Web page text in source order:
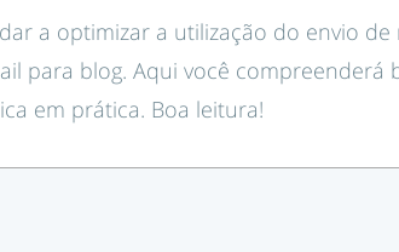
a optimizar a utilização do envio
para blog. Aqui você compreenderá
em prática. Boa leitura!